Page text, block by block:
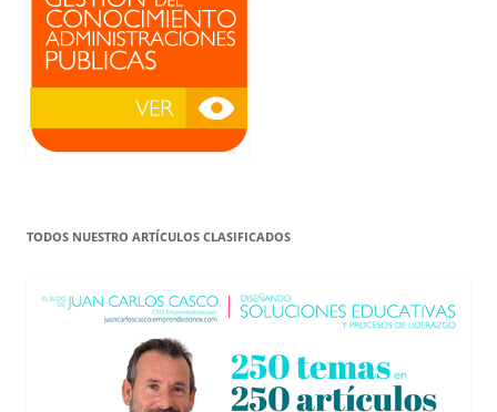
TODOS NUESTRO ARTÍCULOS CLASIFICADOS